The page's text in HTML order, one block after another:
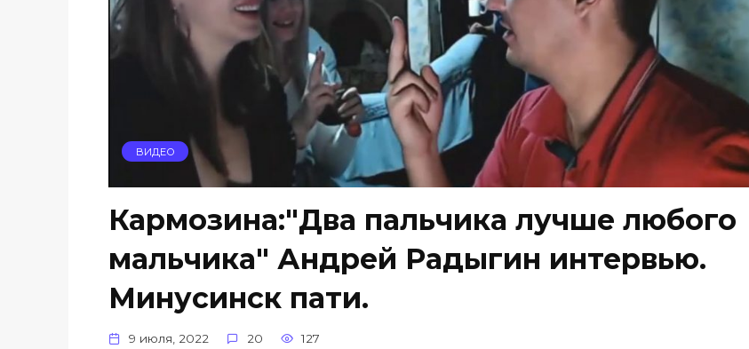
ВИДЕО
Кармозина:"Два пальчика лучше любого
мальчика" Андрей Радыгин интервью.
Минусинск пати.
9 июля, 2022 20 127